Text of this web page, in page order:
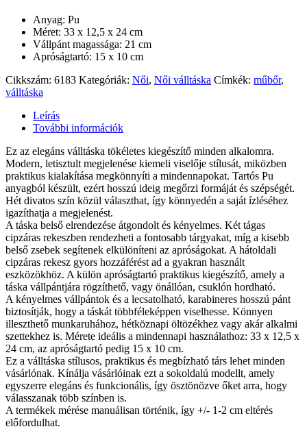
Anyag: Pu
Méret: 33 x 12,5 x 24 cm
Vállpánt magassága: 21 cm
Apróságtartó: 15 x 10 cm
Cikkszám: 6183 Kategóriák: Női, Női válltáska Címkék: műbőr,
válltáska
Leírás
További információk
Ez az elegáns válltáska tökéletes kiegészítő minden alkalomra.
Modern, letisztult megjelenése kiemeli viselője stílusát, miközben
praktikus kialakítása megkönnyíti a mindennapokat. Tartós Pu
anyagból készült, ezért hosszú ideig megőrzi formáját és szépségét.
Hét divatos szín közül választhat, így könnyedén a saját ízléséhez
igazíthatja a megjelenést.
A táska belső elrendezése átgondolt és kényelmes. Két tágas
cipzáras rekeszben rendezheti a fontosabb tárgyakat, míg a kisebb
belső zsebek segítenek elkülöníteni az apróságokat. A hátoldali
cipzáras rekesz gyors hozzáférést ad a gyakran használt
eszközökhöz. A külön apróságtartó praktikus kiegészítő, amely a
táska vállpántjára rögzíthető, vagy önállóan, csuklón hordható.
A kényelmes vállpántok és a lecsatolható, karabineres hosszú pánt
biztosítják, hogy a táskát többféleképpen viselhesse. Könnyen
illeszthető munkaruhához, hétköznapi öltözékhez vagy akár alkalmi
szettekhez is. Mérete ideális a mindennapi használathoz: 33 x 12,5 x
24 cm, az apróságtartó pedig 15 x 10 cm.
Ez a válltáska stílusos, praktikus és megbízható társ lehet minden
vásárlónak. Kínálja vásárlóinak ezt a sokoldalú modellt, amely
egyszerre elegáns és funkcionális, így ösztönözve őket arra, hogy
válasszanak több színben is.
A termékek mérése manuálisan történik, így +/- 1-2 cm eltérés
előfordulhat.